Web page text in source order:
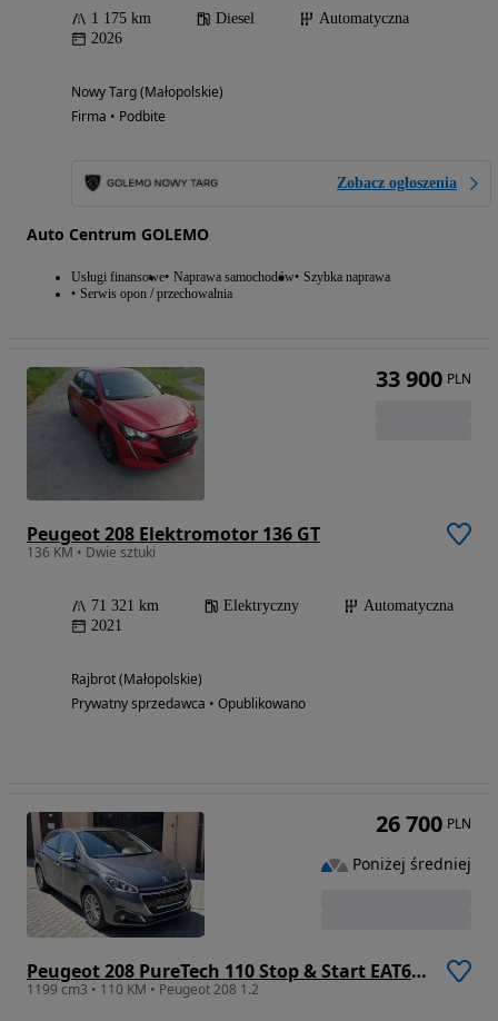
1 175 km Diesel
Automatyczna
2026
Nowy Targ (Małopolskie)
Firma • Podbite
Zobacz ogłoszenia
Auto Centrum GOLEMO
Usługi finansowe Naprawa samochodów Szybka naprawa
Serwis opon / przechowalnia
Peugeot 208 Elektromotor 136 GT
136 KM • Dwie sztuki
71 321 km Elektryczny
Automatyczna
2021
Rajbrot (Małopolskie)
Prywatny sprzedawca • Opublikowano
33 900 PLN
Peugeot 208 PureTech 110 Stop & Start EAT6 Signature
1199 cm3 • 110 KM • Peugeot 208 1.2
26 700 PLN
Poniżej średniej